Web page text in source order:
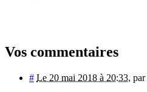
Vos commentaires
# Le 20 mai 2018 à 20:33, par